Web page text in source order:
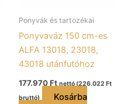
Ponyvák és tartozékai
Ponyvaváz 150 cm-es
ALFA 13018, 23018,
43018 utánfutóhoz
177.970Ft nettó (226.022 Ft
bruttó)
Kosárba